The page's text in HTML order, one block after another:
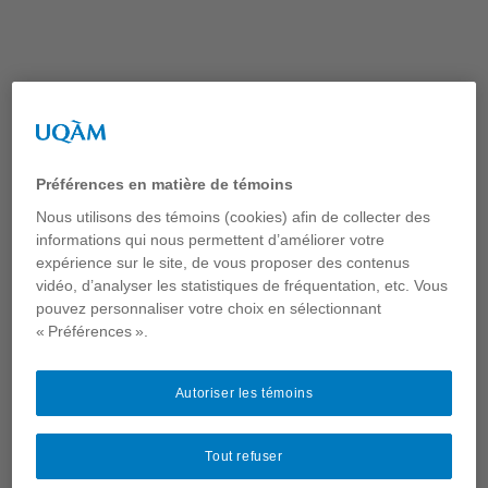
Bernard Kenniff
Page suivante →
Préférences en matière de témoins
Nous utilisons des témoins (cookies) afin de collecter des
informations qui nous permettent d’améliorer votre
expérience sur le site, de vous proposer des contenus
vidéo, d’analyser les statistiques de fréquentation, etc. Vous
pouvez personnaliser votre choix en sélectionnant
« Préférences ».
Tout refuser
Autoriser les témoins